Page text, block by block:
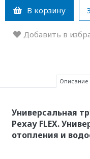
В корзину
Добавить в
Описание
Универсальная
Рехау FLEX.
отопления и